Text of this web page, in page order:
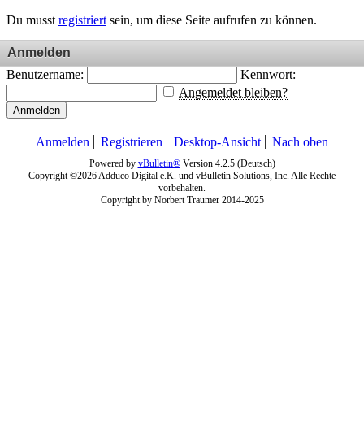
Du musst registriert sein, um diese Seite aufrufen zu können.
Anmelden
Benutzername:
Kennwort:
Angemeldet bleiben?
Anmelden
Anmelden Registrieren Desktop-Ansicht Nach oben
Powered by vBulletin®Version 4.2.5 (Deutsch)
Copyright ©2026 Adduco Digital e.K. und vBulletin Solutions, Inc. Alle Rechte
vorbehalten.
Copyright by Norbert Traumer 2014-2025